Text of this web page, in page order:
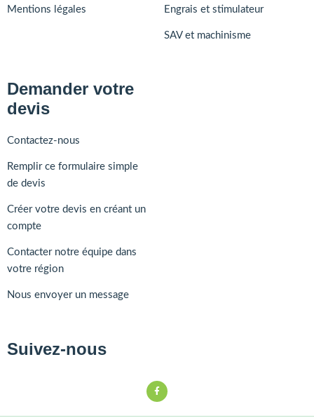
Mentions légales Engrais et stimulateur
SAV et machinisme
Demander votre
devis
Contactez-nous
Remplir ce formulaire simple
de devis
Créer votre devis en créant un
compte
Contacter notre équipe dans
votre région
Nous envoyer un message
Suivez-nous